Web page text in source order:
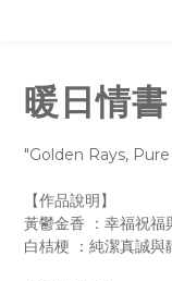
暖日情
"Golden Rays,
【作品說明】
黃鬱金香 ：幸福祝福
白桔梗 ：純潔真誠與